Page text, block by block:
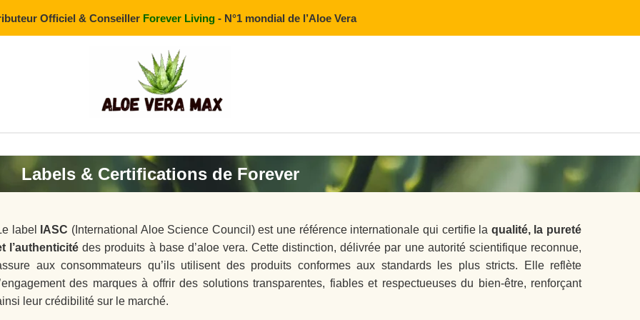
Officiel & Conseiller Forever Living - N°1 mondial de l’Aloe Vera
Labels & Certifications de Forever
label IASC (International Aloe Science Council) est une référence internationale qui certifie la qualité, la pureté
l’authenticité des produits à base d’aloe vera. Cette distinction, délivrée par une autorité scientifique reconnue,
aux consommateurs qu’ils utilisent des produits conformes aux standards les plus stricts. Elle reflète
l’engagement des marques à offrir des solutions transparentes, fiables et respectueuses du bien-être, renforçant
leur crédibilité sur le marché.